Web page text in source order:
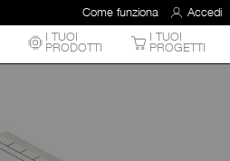
Come funziona
Accedi
I TUOI
PRODOTTI
I TUOI
PROGETTI